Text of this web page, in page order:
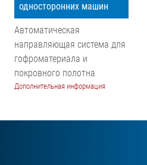
односторонних машин
Автоматическая
направляющая система для
гофроматериала и
покровного полотна
Дополнительная информация